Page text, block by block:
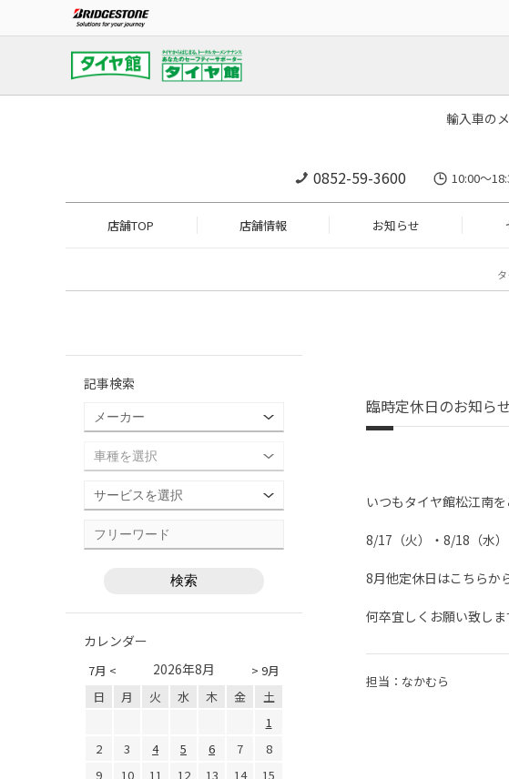
輸入車の
0852-59-3600 10:00～
店舗TOP 店舗情報 お知らせ
臨時定休日のお知ら
いつもタイヤ館松江南
8/17（火）・8/18（水）
8月他定休日はこちらか
何卒宜しくお願い致しま
担当：なかむら
記事検索
カレンダー
7月 < > 9月
2026年8月
日 月 火 水 木 金
土
1
2
3 4 5 6 7
8
9
10 11 12 13 14
15